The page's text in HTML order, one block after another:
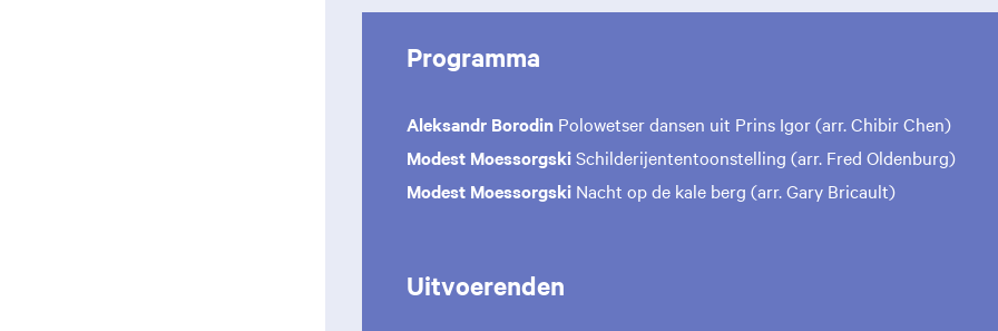
Programma
Aleksandr Borodin Polowetser dansen uit Prins Igor (arr. Chibir Chen)
Modest MoessorgskiSchilderijententoonstelling (arr. Fred Oldenburg)
Modest Moessorgski Nacht op de kale berg (arr. Gary Bricault)
Uitvoerenden